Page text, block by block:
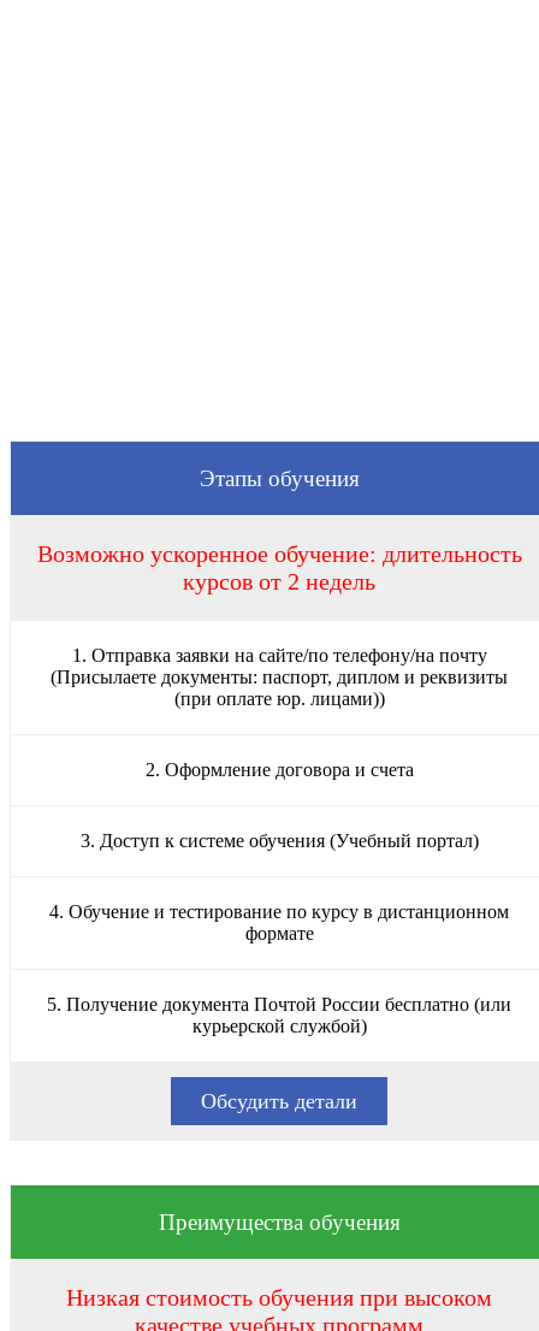
Этапы обучения
Возможно ускоренное обучение: длительность
курсов от 2 недель
1. Отправка заявки на сайте/по телефону/на почту
(Присылаете документы: паспорт, диплом и реквизиты
(при оплате юр. лицами))
2. Оформление договора и счета
3. Доступ к системе обучения (Учебный портал)
4. Обучение и тестирование по курсу в дистанционном
формате
5. Получение документа Почтой России бесплатно (или
курьерской службой)
Обсудить детали
Преимущества обучения
Низкая стоимость обучения при высоком
качестве учебных программ